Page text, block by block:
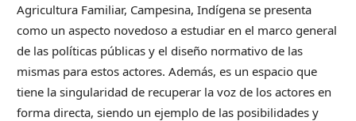
Agricultura Familiar, Campesina, Indígena se presenta
como un aspecto novedoso a estudiar en el marco general
de las políticas públicas y el diseño normativo de las
mismas para estos actores. Además, es un espacio que
tiene la singularidad de recuperar la voz de los actores en
forma directa, siendo un ejemplo de las posibilidades y